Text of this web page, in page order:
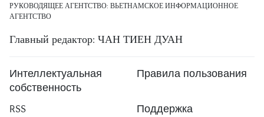
РУКОВОДЯЩЕЕ АГЕНТСТВО: ВЬЕТНАМСКОЕ ИНФОРМАЦИОННОЕ
АГЕНТСТВО
Главный редактор: ЧАН ТИЕН ДУАН
Интеллектуальная
собственность
Правила пользования
RSS
Поддержка